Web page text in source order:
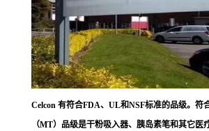
Celcon 有符合FDA、UL和NSF标准的品级。符
（MT）品级是干粉吸入器、胰岛素笔和其它医